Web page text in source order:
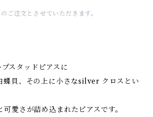
ご注文とさせていただきます。
スタッドピアスに
蝶貝、その上に小さなsilver クロスとい
愛さが詰め込まれたピアスです。